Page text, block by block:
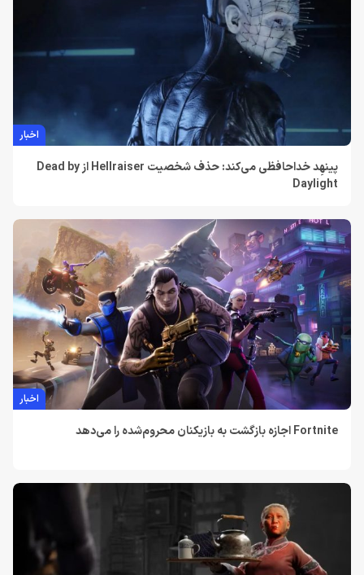
اخبار
پینهِد خداحافظی می‌کند: حذف شخصیت Hellraiser از Dead by
Daylight
اخبار
Fortnite اجازه بازگشت به بازیکنان محروم‌شده را می‌دهد